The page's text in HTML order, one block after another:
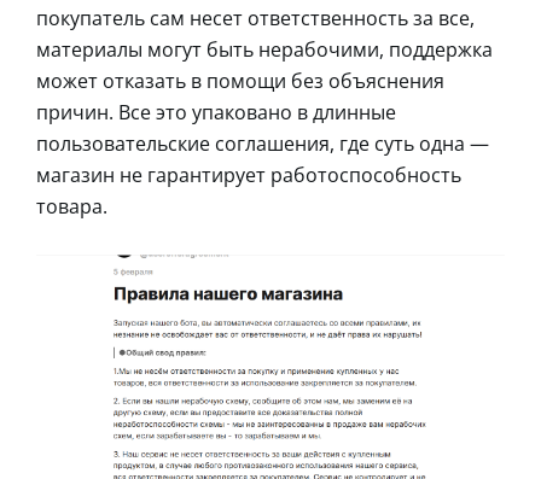
покупатель сам несет ответственность за все,
материалы могут быть нерабочими, поддержка
может отказать в помощи без объяснения
причин. Все это упаковано в длинные
пользовательские соглашения, где суть одна —
магазин не гарантирует работоспособность
товара.